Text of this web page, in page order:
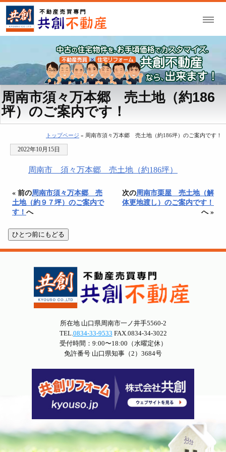
周南市須々万本郷 売土地（約186
坪）のご案内です！
トップページ » 周南市須々万本郷 売土地（約186坪）のご案内です！
2022年10月15日
周南市 須々万本郷 売土地（約186坪）
« 前の周南市須々万本郷 売
土地（約９７坪）のご案内で
す！ へ
次の周南市栗屋 売土地（解
体更地渡し）のご案内です！
へ »
所在地 山口県周南市一ノ井手5560-2
TEL.0834-33-9533 FAX.0834-34-3022
受付時間：9:00〜18:00（水曜定休）
免許番号 山口県知事（2）3684号